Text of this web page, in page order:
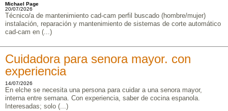
Michael Page
20/07/2026
Técnico/a de mantenimiento cad-cam perfil buscado (hombre/mujer)
instalación, reparación y mantenimiento de sistemas de corte automático
cad-cam en (...)
Cuidadora para senora mayor. con
experiencia
14/07/2026
En elche se necesita una persona para cuidar a una senora mayor,
interna entre semana. Con experiencia, saber de cocina espanola.
Interesadas; solo (...)